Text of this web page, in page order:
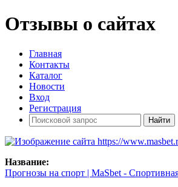
Отзывы о сайтах
Главная
Контакты
Каталог
Новости
Вход
Регистрация
Название:
Прогнозы на спорт | MaSbet -